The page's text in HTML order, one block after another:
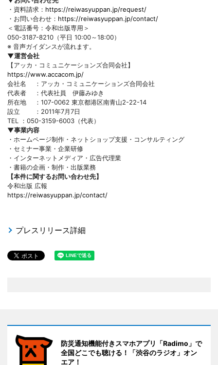
・資料請求： https://reiwasyuppan.jp/request/
・お問い合わせ： https://reiwasyuppan.jp/contact/
＜電話番号：令和出版専用＞
050-3187-8210（平日 10:00～18:00）
※ 音声ガイダンスが流れます。
▼運営会社
【アッカ・コミュニケーションズ合同会社】
https://www.accacom.jp/
会社名 ：アッカ・コミュニケーションズ合同会社
代表者 ：代表社員 伊藤みゆき
所在地 ：107-0062 東京都港区南青山2-22-14
設立 ：2011年7月7日
TEL ：050-3159-6003（代表）
▼事業内容
・ホームページ制作・ネットショップ支援・コンサルティング
・セミナー事業・企業研修
・インターネットメディア・広告代理業
・書籍の企画・制作・出版業務
【本件に関するお問い合わせ先】
令和出版 広報
https://reiwasyuppan.jp/contact/
プレスリリース詳細
防災通知機能付きスマホアプリ「Radimo」で
全国どこでも聴ける！「渋谷のラジオ」オン
エア！